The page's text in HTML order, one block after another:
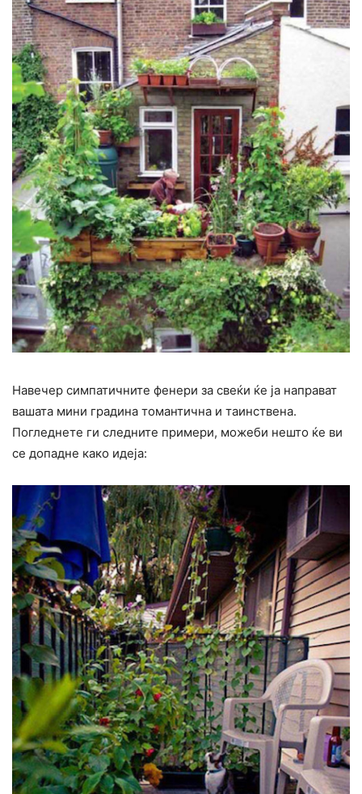
Навечер симпатичните фенери за свеќи ќе ја направат
вашата мини градина томантична и таинствена.
Погледнете ги следните примери, можеби нешто ќе ви
се допадне како идеја: